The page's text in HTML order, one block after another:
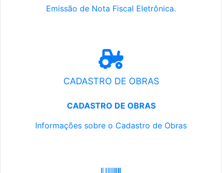
Emissão de Nota Fiscal Eletrônica.
CADASTRO DE OBRAS
CADASTRO DE OBRAS
Informações sobre o Cadastro de Obras